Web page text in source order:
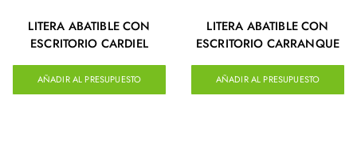
LITERA ABATIBLE CON
ESCRITORIO CARDIEL
AÑADIR AL PRESUPUESTO
LITERA ABATIBLE CON
ESCRITORIO CARRANQUE
AÑADIR AL PRESUPUESTO